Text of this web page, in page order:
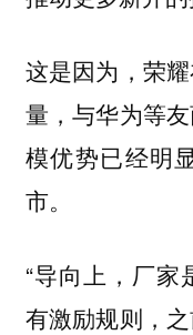
这是因为，荣
量，与华为等
模优势已经明
市。
“导向上，厂家
有激励规则，